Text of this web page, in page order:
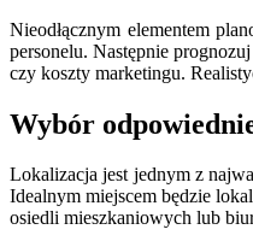
Nieodłącznym elementem
personelu. Następnie
czy koszty marketingu.
Wybór
Lokalizacja jest jednym z
Idealnym miejscem będzie
osiedli mieszkaniowych lub